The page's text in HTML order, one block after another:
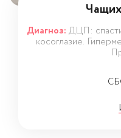
Диагноз: ДЦП:
косоглазие.